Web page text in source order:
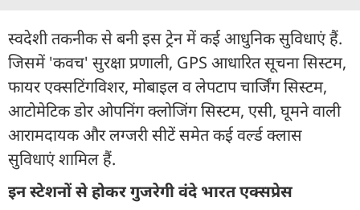
स्वदेशी तकनीक से बनी इस ट्रेन में कई आधुनिक सुविधाएं हैं.
जिसमें 'कवच' सुरक्षा प्रणाली, GPS आधारित सूचना सिस्टम,
फायर एक्सटिंगविशर, मोबाइल व लेपटाप चार्जिंग सिस्टम,
आटोमेटिक डोर ओपनिंग क्लोजिंग सिस्टम, एसी, घूमने वाली
आरामदायक और लग्जरी सीटें समेत कई वर्ल्ड क्लास
सुविधाएं शामिल हैं.
इन स्टेशनों से होकर गुजरेगी वंदे भारत एक्सप्रेस